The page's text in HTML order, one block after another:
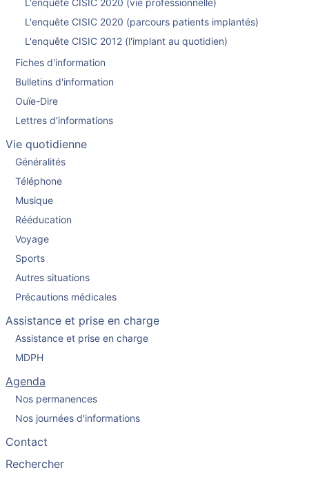
L'enquête CISIC 2020 (vie professionnelle)
L'enquête CISIC 2020 (parcours patients implantés)
L'enquête CISIC 2012 (l'implant au quotidien)
Fiches d'information
Bulletins d'information
Ouïe-Dire
Lettres d'informations
Vie quotidienne
Généralités
Téléphone
Musique
Rééducation
Voyage
Sports
Autres situations
Précautions médicales
Assistance et prise en charge
Assistance et prise en charge
MDPH
Agenda
Nos permanences
Nos journées d'informations
Contact
Rechercher